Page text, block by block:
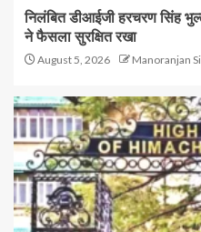
निलंबित डीआईजी हरचरण सिंह
ने फैसला सुरक्षित रखा
August 5, 2026 Manoranjan